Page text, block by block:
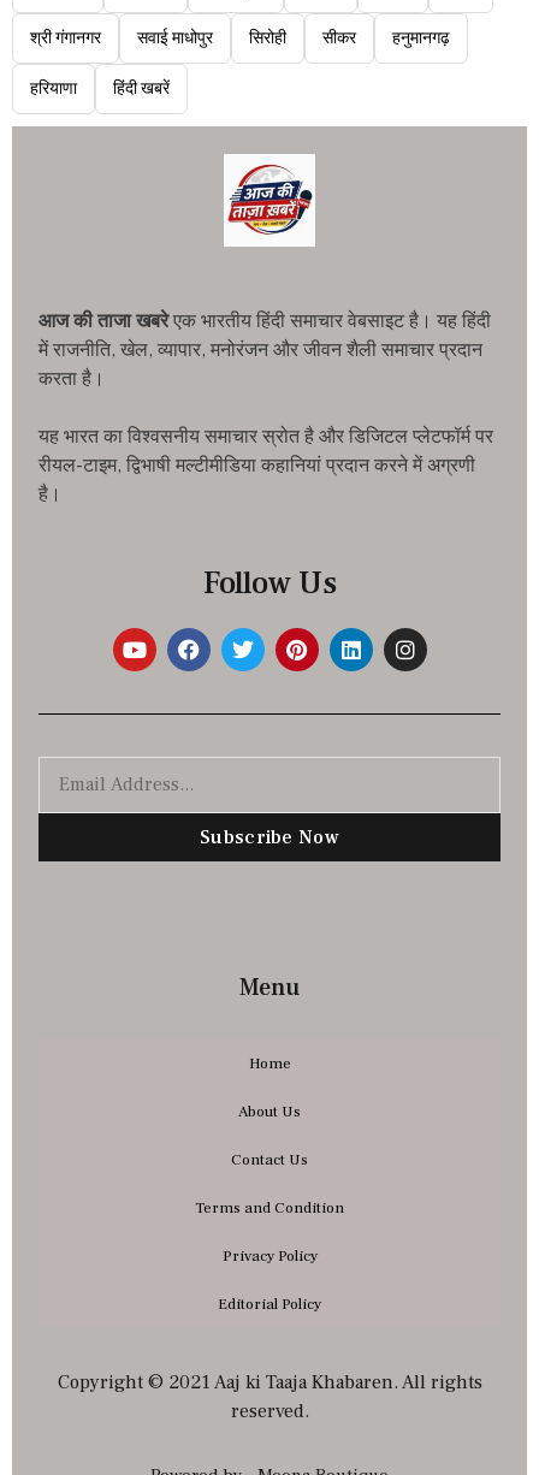
श्री गंगानगर सवाई माधोपुर सिरोही सीकर हनुमानगढ़
हरियाणा हिंदी खबरें
आज की ताजा खबरेएक भारतीय हिंदी समाचार वेबसाइट है। यह हिंदी
में राजनीति, खेल, व्यापार, मनोरंजन और जीवन शैली समाचार प्रदान
करता है।
यह भारत का विश्वसनीय समाचार स्रोत है और डिजिटल प्लेटफॉर्म पर
रीयल-टाइम, द्विभाषी मल्टीमीडिया कहानियां प्रदान करने में अग्रणी
है।
Follow Us
Subscribe Now
Menu
Home
About Us
Contact Us
Terms and Condition
Privacy Policy
Editorial Policy
Copyright © 2021 Aaj ki Taaja Khabaren. All rights
reserved.